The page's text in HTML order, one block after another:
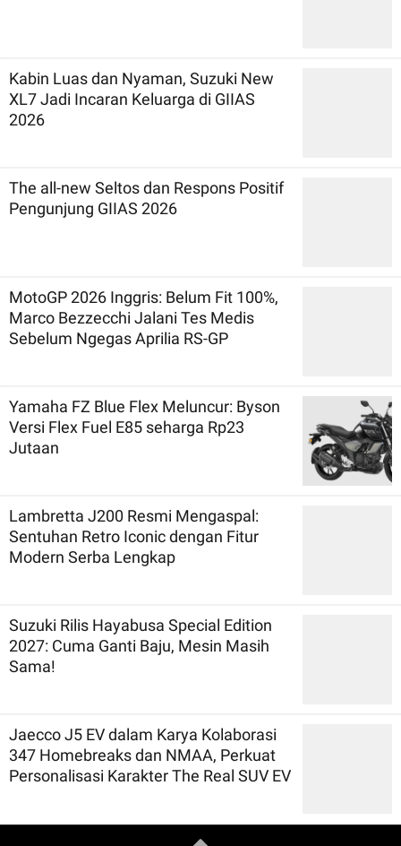
Kabin Luas dan Nyaman, Suzuki New
XL7 Jadi Incaran Keluarga di GIIAS
2026
The all-new Seltos dan Respons Positif
Pengunjung GIIAS 2026
MotoGP 2026 Inggris: Belum Fit 100%,
Marco Bezzecchi Jalani Tes Medis
Sebelum Ngegas Aprilia RS-GP
Yamaha FZ Blue Flex Meluncur: Byson
Versi Flex Fuel E85 seharga Rp23
Jutaan
Lambretta J200 Resmi Mengaspal:
Sentuhan Retro Iconic dengan Fitur
Modern Serba Lengkap
Suzuki Rilis Hayabusa Special Edition
2027: Cuma Ganti Baju, Mesin Masih
Sama!
Jaecco J5 EV dalam Karya Kolaborasi
347 Homebreaks dan NMAA, Perkuat
Personalisasi Karakter The Real SUV EV